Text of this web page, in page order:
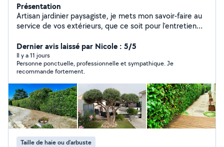
Présentation
Artisan jardinier paysagiste, je mets mon savoir-faire au
service de vos extérieurs, que ce soit pour l'entretien
ponctuel et à l'écoute, je vous propose un travail soigné,
adapté à vos besoins et à votre budget. Pour plus de
détails, n'hésitez pas à aller voir ma page Google,
Facebook et Instagram. Cordialement BC PAYSAGE
LUNEL
Dernier avis laissé par Nicole : 5/5
Il y a 11 jours
Personne ponctuelle, professionnelle et sympathique. Je
recommande fortement.
Taille de haie ou d'arbuste